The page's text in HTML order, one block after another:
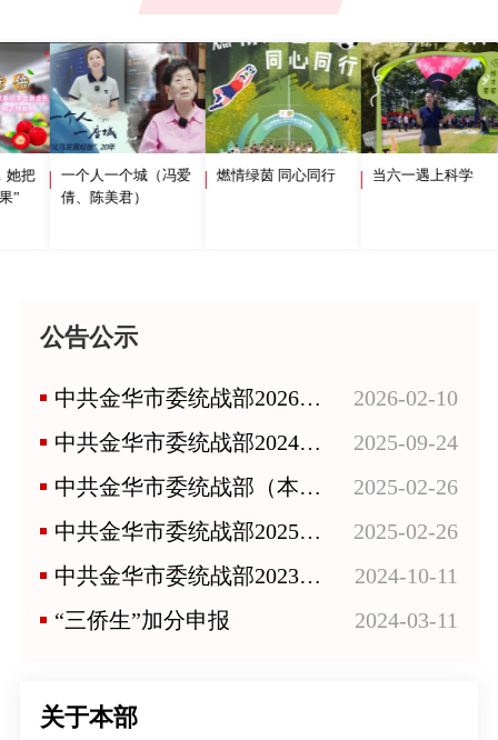
把
一个人一个城（冯爱
倩、陈美君）
燃情绿茵 同心同行 当六一遇上科学
公告公示
中共金华市委统战部2026年部门预算
2026-02-10
中共金华市委统战部2024年度部门决算
2025-09-24
中共金华市委统战部（本级）及下属事业单位2025年单位预算
2025-02-26
中共金华市委统战部2025年部门预算
2025-02-26
中共金华市委统战部2023年度部门决算
2024-10-11
“三侨生”加分申报
2024-03-11
关于本部